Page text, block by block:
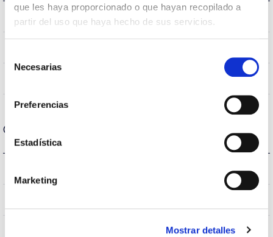
que les haya proporcionado o que hayan recopilado a
partir del uso que haya hecho de sus servicios.
Necesarias
Preferencias
Estadística
Marketing
Mostrar detalles
Temperatura de color
S030L2P
Carcasa y Acabado
IP66
AL iap